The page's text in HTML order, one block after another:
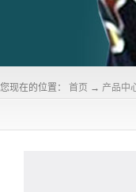
您现在的位置： 首页 → 产品中